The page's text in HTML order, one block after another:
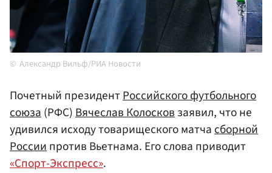
Александр Вильф/РИА Новости
Почетный президентРоссийского футбольного
союза(РФС)Вячеслав Колосковзаявил, что не
удивился исходу товарищеского матчасборной
Россиипротив Вьетнама. Его слова приводит
«Спорт-Экспресс».